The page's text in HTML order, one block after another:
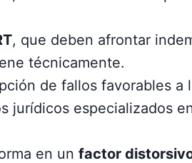
, que deben afrontar
técnicamente.
de fallos favorables a
jurídicos especializados
en un factor